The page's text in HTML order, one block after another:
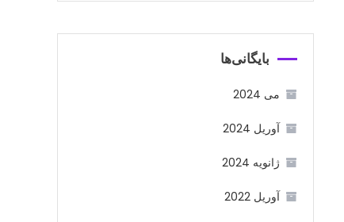
بایگانی‌ها
می 2024
آوریل 2024
ژانویه 2024
آوریل 2022